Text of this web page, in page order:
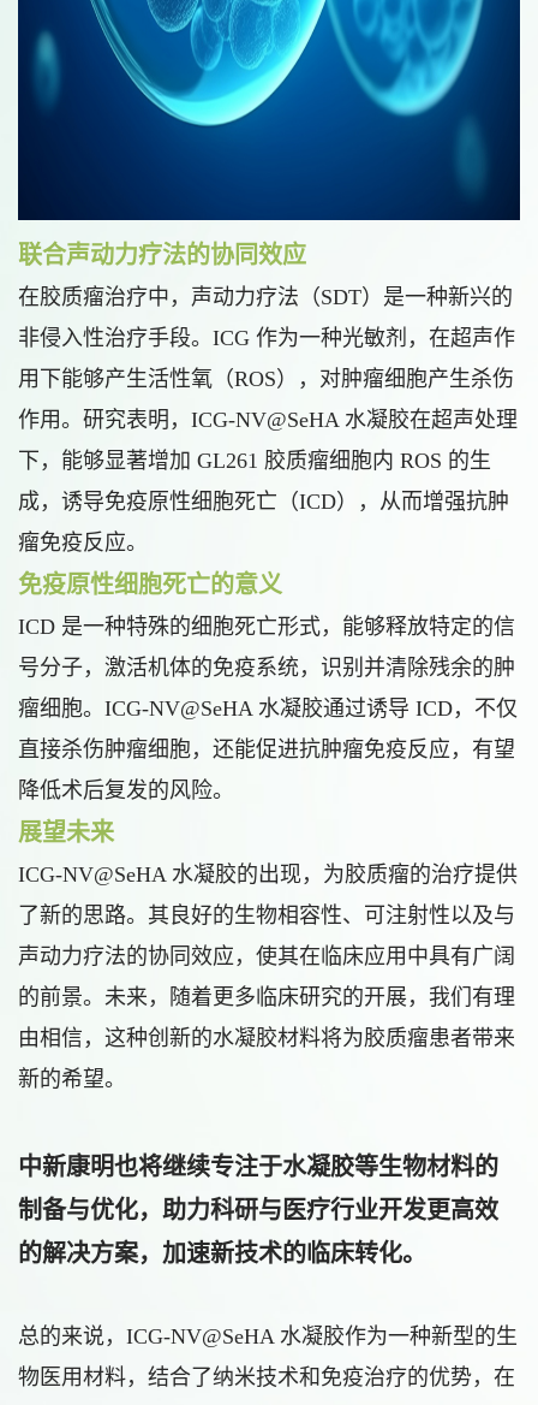
联合声动力疗法的协同效应
在胶质瘤治疗中，声动力疗法（SDT）是一种新兴的
非侵入性治疗手段。ICG 作为一种光敏剂，在超声作
用下能够产生活性氧（ROS），对肿瘤细胞产生杀伤
作用。研究表明，ICG-NV@SeHA 水凝胶在超声处理
下，能够显著增加 GL261 胶质瘤细胞内 ROS 的生
成，诱导免疫原性细胞死亡（ICD），从而增强抗肿
瘤免疫反应。
免疫原性细胞死亡的意义
ICD 是一种特殊的细胞死亡形式，能够释放特定的信
号分子，激活机体的免疫系统，识别并清除残余的肿
瘤细胞。ICG-NV@SeHA 水凝胶通过诱导 ICD，不仅
直接杀伤肿瘤细胞，还能促进抗肿瘤免疫反应，有望
降低术后复发的风险。
展望未来
ICG-NV@SeHA 水凝胶的出现，为胶质瘤的治疗提供
了新的思路。其良好的生物相容性、可注射性以及与
声动力疗法的协同效应，使其在临床应用中具有广阔
的前景。未来，随着更多临床研究的开展，我们有理
由相信，这种创新的水凝胶材料将为胶质瘤患者带来
新的希望。
中新康明也将继续专注于水凝胶等生物材料的
制备与优化，助力科研与医疗行业开发更高效
的解决方案，加速新技术的临床转化。
总的来说，ICG-NV@SeHA 水凝胶作为一种新型的生
物医用材料，结合了纳米技术和免疫治疗的优势，在